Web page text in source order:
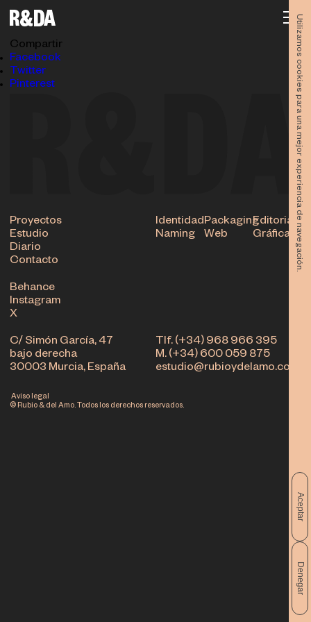
Utilizamos cookies para una mejor experiencia de navegación.
Aceptar
Denegar
03.04.2020
Compartir
Facebook
Twitter
Pinterest
Tlf. (+34) 968 966 395
M. (+34) 600 059 875
estudio@rubioydelamo.com
C/ Simón García, 47
bajo derecha
30003 Murcia, España
Proyectos
Estudio
Diario
Contacto
IdentidadPackagingEditorial
Naming
Web Gráfica
Behance
Instagram
X
© Rubio & del Amo. Todos los derechos reservados.
Aviso legal